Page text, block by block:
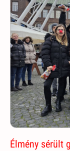
Élmény sérült